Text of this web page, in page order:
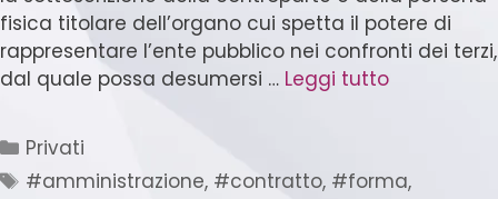
fisica titolare dell’organo cui spetta il potere di
rappresentare l’ente pubblico nei confronti dei terzi,
dal quale possa desumersi … Leggi tutto
Privati
#amministrazione, #contratto, #forma,